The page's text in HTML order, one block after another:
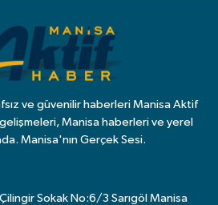
ve güvenilir haberleri Manisa Aktif
Manisa haberleri ve yerel
Manisa'nın Gerçek Sesi.
Sokak No:6/3 Sarıgöl Manisa